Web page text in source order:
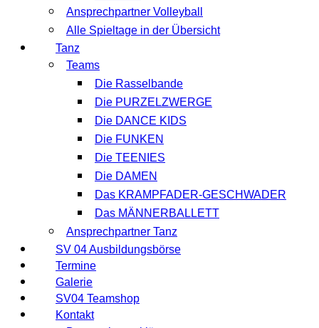
Ansprechpartner Volleyball
Alle Spieltage in der Übersicht
Tanz
Teams
Die Rasselbande
Die PURZELZWERGE
Die DANCE KIDS
Die FUNKEN
Die TEENIES
Die DAMEN
Das KRAMPFADER-GESCHWADER
Das MÄNNERBALLETT
Ansprechpartner Tanz
SV 04 Ausbildungsbörse
Termine
Galerie
SV04 Teamshop
Kontakt